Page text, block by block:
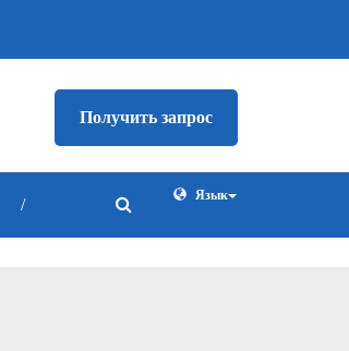
Получить запрос
/ Язык